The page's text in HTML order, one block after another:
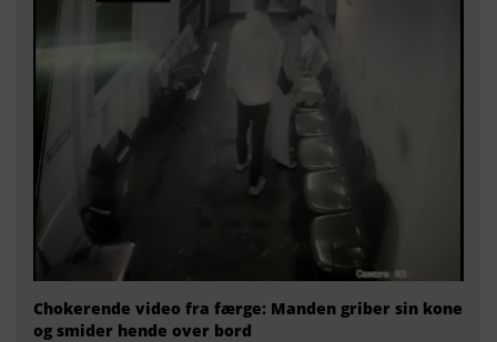
Chokerende video fra færge: Manden griber sin kone
og smider hende over bord